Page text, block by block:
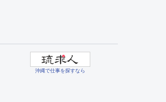
沖縄で仕事を探すなら